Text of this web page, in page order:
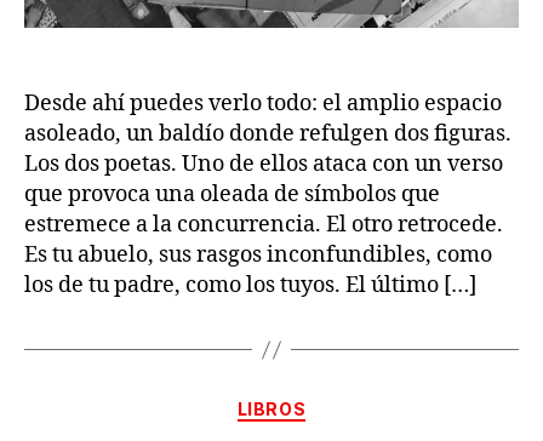
Desde ahí puedes verlo todo: el amplio espacio
asoleado, un baldío donde refulgen dos figuras.
Los dos poetas. Uno de ellos ataca con un verso
que provoca una oleada de símbolos que
estremece a la concurrencia. El otro retrocede.
Es tu abuelo, sus rasgos inconfundibles, como
los de tu padre, como los tuyos. El último […]
Categorías
LIBROS